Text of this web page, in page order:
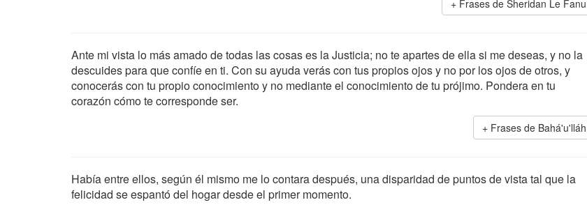
Frases de Sheridan Le Fanu
Ante mi vista lo más amado de todas las cosas es la Justicia; no te apartes de ella si me deseas, y no la
descuides para que confíe en ti. Con su ayuda verás con tus propios ojos y no por los ojos de otros, y
conocerás con tu propio conocimiento y no mediante el conocimiento de tu prójimo. Pondera en tu
corazón cómo te corresponde ser.
Frases de Bahá'u'lláh
Había entre ellos, según él mismo me lo contara después, una disparidad de puntos de vista tal que la
felicidad se espantó del hogar desde el primer momento.